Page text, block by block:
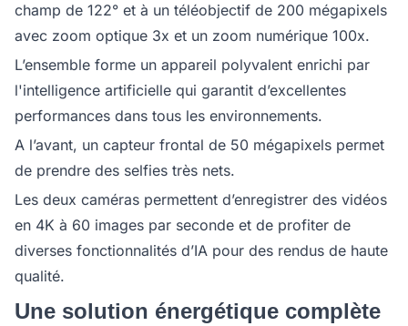
champ de 122° et à un téléobjectif de 200 mégapixels
avec zoom optique 3x et un zoom numérique 100x.
L’ensemble forme un appareil polyvalent enrichi par
l'intelligence artificielle qui garantit d’excellentes
performances dans tous les environnements.
A l’avant, un capteur frontal de 50 mégapixels permet
de prendre des selfies très nets.
Les deux caméras permettent d’enregistrer des vidéos
en 4K à 60 images par seconde et de profiter de
diverses fonctionnalités d’IA pour des rendus de haute
qualité.
Une solution énergétique complète